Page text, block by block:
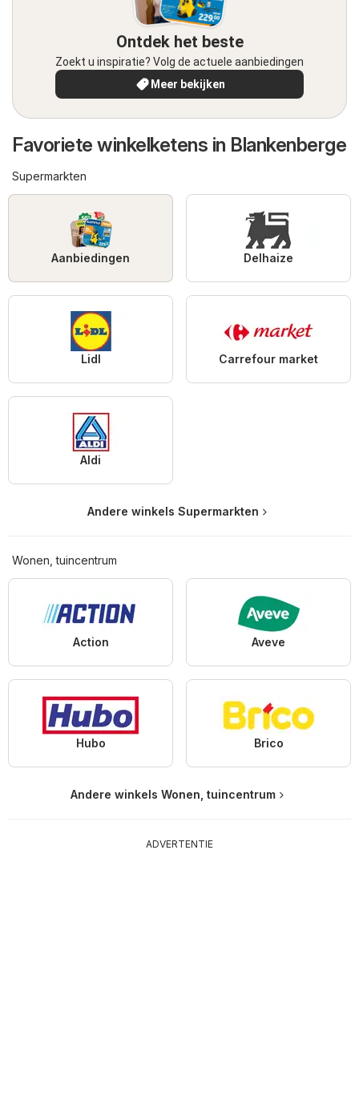
Ontdek het beste
Zoekt u inspiratie? Volg de actuele aanbiedingen
Meer bekijken
Favoriete winkelketens in Blankenberge
Supermarkten
Aanbiedingen Delhaize
Lidl Carrefour market
Aldi
Andere winkels Supermarkten
Wonen, tuincentrum
Action Aveve
Hubo Brico
Andere winkels Wonen, tuincentrum
ADVERTENTIE